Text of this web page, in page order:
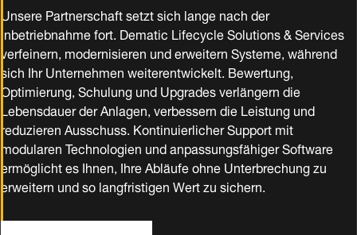
Unsere Partnerschaft setzt sich lange nach der
Inbetriebnahme fort. Dematic Lifecycle Solutions & Services
verfeinern, modernisieren und erweitern Systeme, während
sich Ihr Unternehmen weiterentwickelt. Bewertung,
Optimierung, Schulung und Upgrades verlängern die
Lebensdauer der Anlagen, verbessern die Leistung und
reduzieren Ausschuss. Kontinuierlicher Support mit
modularen Technologien und anpassungsfähiger Software
ermöglicht es Ihnen, Ihre Abläufe ohne Unterbrechung zu
erweitern und so langfristigen Wert zu sichern.